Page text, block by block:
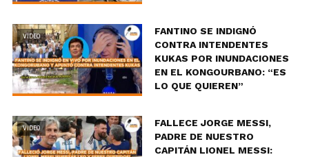
VIDEO
FANTINO SE INDIGNÓ
CONTRA INTENDENTES
KUKAS POR INUNDACIONES
EN EL KONGOURBANO: “ES
LO QUE QUIEREN”
VIDEO
FALLECE JORGE MESSI,
PADRE DE NUESTRO
CAPITÁN LIONEL MESSI: